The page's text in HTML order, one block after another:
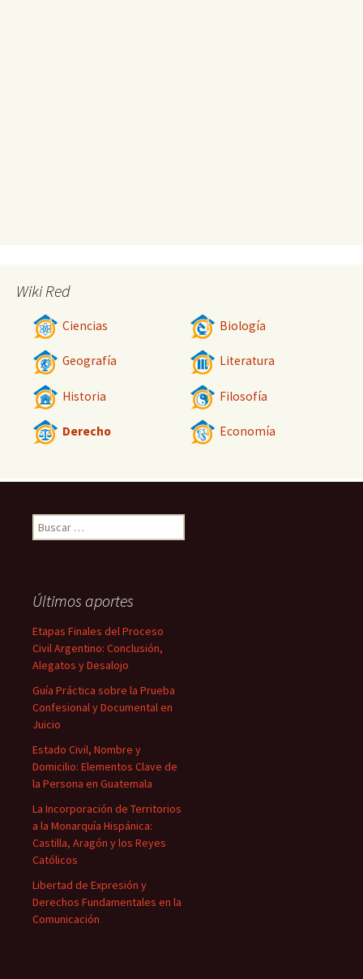
Wiki Red
Ciencias Biología
Geografía Literatura
Historia Filosofía
Derecho Economía
Buscar:
Últimos aportes
Etapas Finales del Proceso
Civil Argentino: Conclusión,
Alegatos y Desalojo
Guía Práctica sobre la Prueba
Confesional y Documental en
Juicio
Estado Civil, Nombre y
Domicilio: Elementos Clave de
la Persona en Guatemala
La Incorporación de Territorios
a la Monarquía Hispánica:
Castilla, Aragón y los Reyes
Católicos
Libertad de Expresión y
Derechos Fundamentales en la
Comunicación